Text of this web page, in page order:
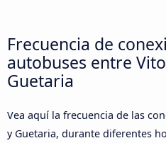
Frecuencia de
autobuses entre
Guetaria
Vea aquí la frecuencia de las
y Guetaria, durante diferentes